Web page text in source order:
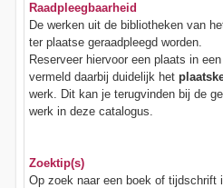
Raadpleegbaarheid
De werken uit de bibliotheken van
ter plaatse geraadpleegd worden.
Reserveer hiervoor een plaats in
vermeld daarbij duidelijk het
werk. Dit kan je terugvinden bij de
werk in deze catalogus.
Zoektip(s)
Op zoek naar een boek of tijdschrift